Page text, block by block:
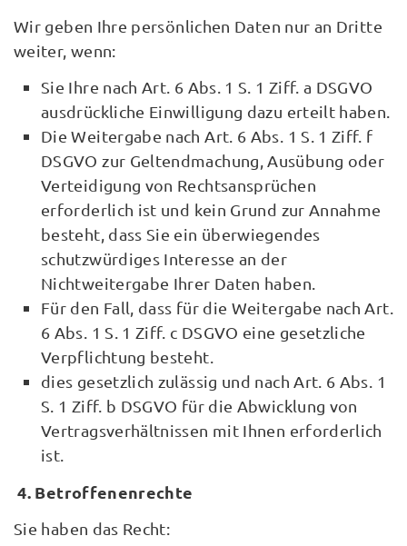
Wir geben Ihre persönlichen Daten nur an Dritte
weiter, wenn:
Sie Ihre nach Art. 6 Abs. 1 S. 1 Ziff. a DSGVO
ausdrückliche Einwilligung dazu erteilt haben.
Die Weitergabe nach Art. 6 Abs. 1 S. 1 Ziff. f
DSGVO zur Geltendmachung, Ausübung oder
Verteidigung von Rechtsansprüchen
erforderlich ist und kein Grund zur Annahme
besteht, dass Sie ein überwiegendes
schutzwürdiges Interesse an der
Nichtweitergabe Ihrer Daten haben.
Für den Fall, dass für die Weitergabe nach Art.
6 Abs. 1 S. 1 Ziff. c DSGVO eine gesetzliche
Verpflichtung besteht.
dies gesetzlich zulässig und nach Art. 6 Abs. 1
S. 1 Ziff. b DSGVO für die Abwicklung von
Vertragsverhältnissen mit Ihnen erforderlich
ist.
4. Betroffenenrechte
Sie haben das Recht: